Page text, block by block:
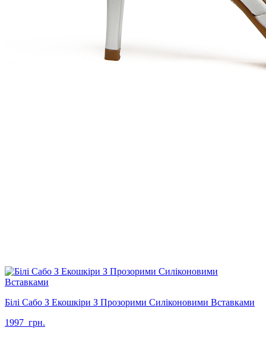
Білі Сабо З Екошкіри З Прозорими Силіконовими Вставками
1997 грн.